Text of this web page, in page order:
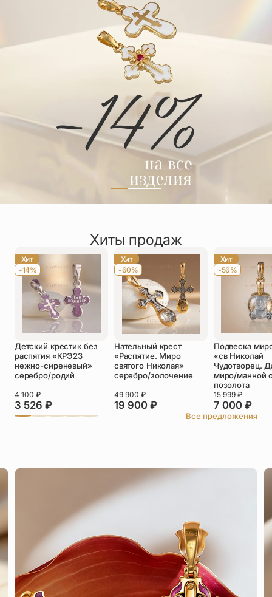
Цепи
Чётки
Шнурки на
шею
Хиты продаж
Хит
-14%
Детский крестик без
распятия «КРЭ23
нежно-сиреневый»
серебро/родий
3 526 ₽
4 100₽
Хит
-60%
Нательный крест
«Распятие. Миро
святого Николая»
серебро/золочение
19 900 ₽
49 900₽
Хит
-56%
Подвеска
«св Николай
Чудотворец.
миро/манной
позолота
7 000 ₽
15 999₽
Все предложения